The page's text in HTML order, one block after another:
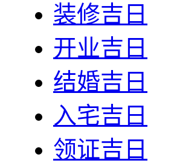
装修吉日
开业吉日
结婚吉日
入宅吉日
领证吉日